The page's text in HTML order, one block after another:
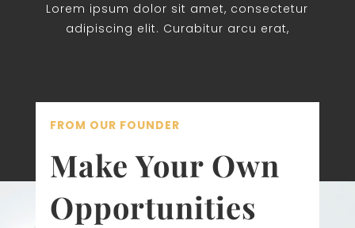
Lorem ipsum dolor sit amet, consectetur
adipiscing elit. Curabitur arcu erat,
FROM OUR FOUNDER
Make Your Own
Opportunities